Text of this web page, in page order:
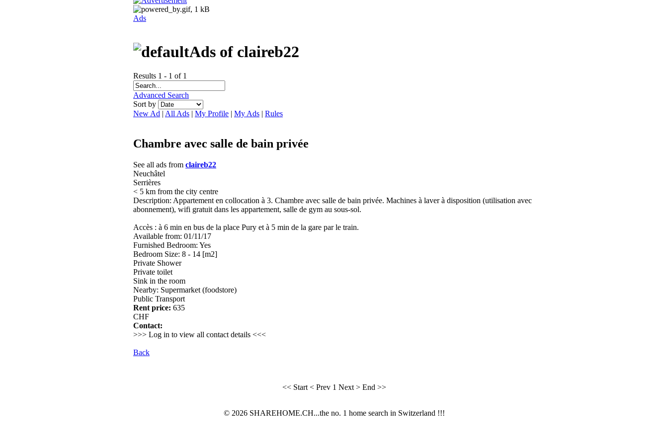
Ads
Ads of claireb22
Results 1 - 1 of 1
Advanced Search
Sort by
New Ad | All Ads | My Profile | My Ads | Rules
Chambre avec salle de bain privée
See all ads from claireb22
Neuchâtel
Serrières
< 5 km from the city centre
Description: Appartement en collocation à 3. Chambre avec salle de bain privée. Machines à laver à disposition (utilisation avec
abonnement), wifi gratuit dans les appartement, salle de gym au sous-sol.
Accès : à 6 min en bus de la place Pury et à 5 min de la gare par le train.
Available from: 01/11/17
Furnished Bedroom: Yes
Bedroom Size: 8 - 14 [m2]
Private Shower
Private toilet
Sink in the room
Nearby: Supermarket (foodstore)
Public Transport
Rent price: 635
CHF
Contact:
>>> Log in to view all contact details <<<
Back
<< Start < Prev 1 Next > End >>
© 2026 SHAREHOME.CH...the no. 1 home search in Switzerland !!!